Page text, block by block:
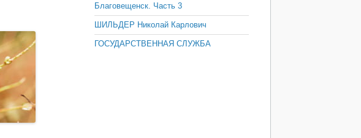
Благовещенск. Часть 3
ШИЛЬДЕР Николай Карлович
ГОСУДАРСТВЕННАЯ СЛУЖБА